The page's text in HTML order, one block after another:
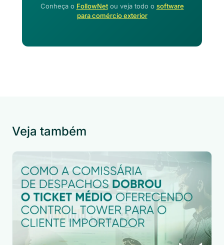
Conheça o FollowNetou veja todo o software
para comércio exterior
Veja também